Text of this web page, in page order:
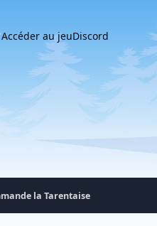
Accéder au jeuDiscord
la Tarentaise